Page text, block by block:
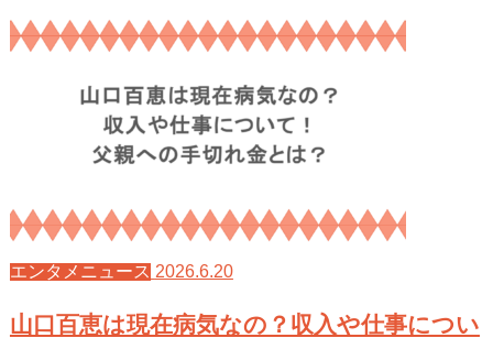
エンタメニュース 2026.6.20
山口百恵は現在病気なの？収入や仕事につい